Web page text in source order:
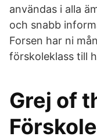
användas i alla
och snabb
Forsen har ni
förskoleklass till
Grej of